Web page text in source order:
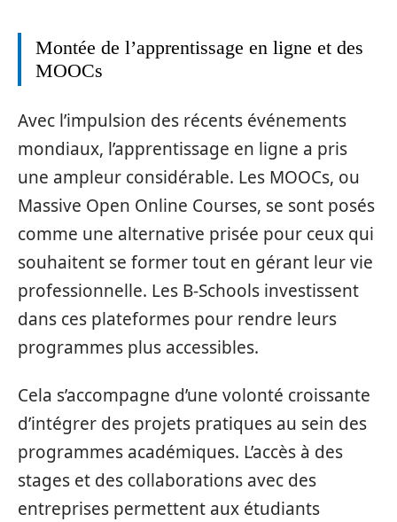
Montée de l’apprentissage en ligne et des
MOOCs
Avec l’impulsion des récents événements
mondiaux, l’apprentissage en ligne a pris
une ampleur considérable. Les MOOCs, ou
Massive Open Online Courses, se sont posés
comme une alternative prisée pour ceux qui
souhaitent se former tout en gérant leur vie
professionnelle. Les B-Schools investissent
dans ces plateformes pour rendre leurs
programmes plus accessibles.
Cela s’accompagne d’une volonté croissante
d’intégrer des projets pratiques au sein des
programmes académiques. L’accès à des
stages et des collaborations avec des
entreprises permettent aux étudiants